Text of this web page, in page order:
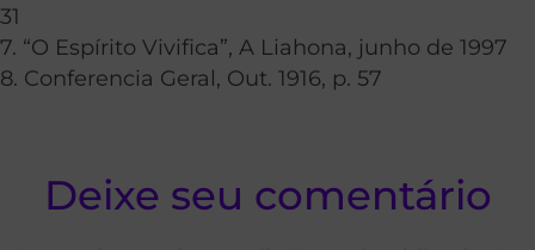
31
7. “O Espírito Vivifica”, A Liahona, junho de 1997
8. Conferencia Geral, Out. 1916, p. 57
Deixe seu comentário